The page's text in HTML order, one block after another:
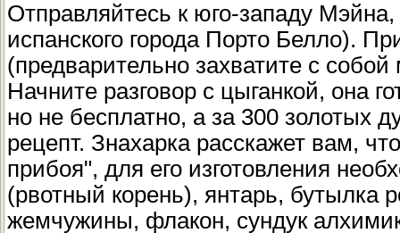
Отправляйтесь к юго-западу
испанского города Порто Белло).
(предварительно захватите с
Начните разговор с цыганкой, она
но не бесплатно, а за 300 золотых
рецепт. Знахарка расскажет вам,
прибоя", для его изготовления
(рвотный корень), янтарь, бутылка
жемчужины, флакон, сундук